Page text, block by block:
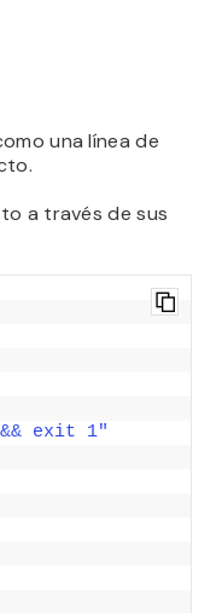
una línea de
a través de sus
exit 1"